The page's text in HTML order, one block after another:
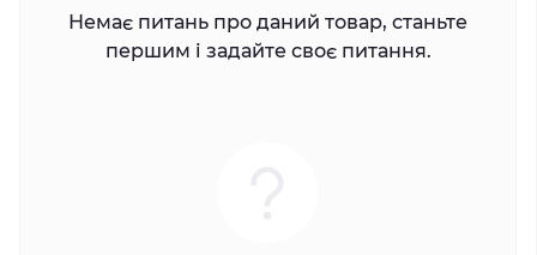
Немає питань про даний товар, станьте
першим і задайте своє питання.